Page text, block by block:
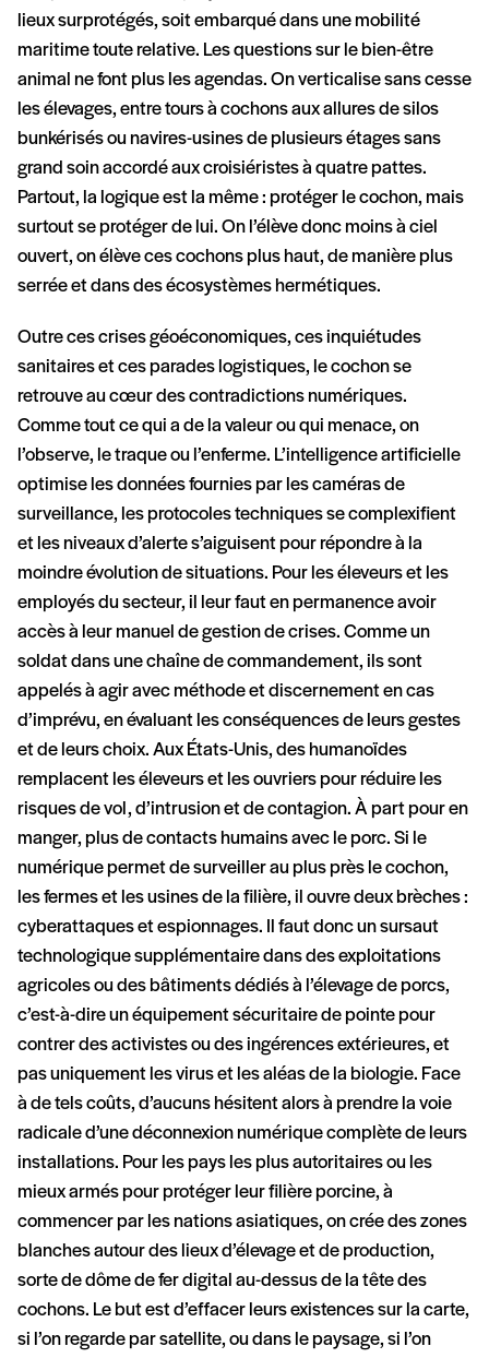
lieux surprotégés, soit embarqué dans une mobilité
maritime toute relative. Les questions sur le bien-être
animal ne font plus les agendas. On verticalise sans cesse
les élevages, entre tours à cochons aux allures de silos
bunkérisés ou navires-usines de plusieurs étages sans
grand soin accordé aux croisiéristes à quatre pattes.
Partout, la logique est la même : protéger le cochon, mais
surtout se protéger de lui. On l’élève donc moins à ciel
ouvert, on élève ces cochons plus haut, de manière plus
serrée et dans des écosystèmes hermétiques.
Outre ces crises géoéconomiques, ces inquiétudes
sanitaires et ces parades logistiques, le cochon se
retrouve au cœur des contradictions numériques.
Comme tout ce qui a de la valeur ou qui menace, on
l’observe, le traque ou l’enferme. L’intelligence artificielle
optimise les données fournies par les caméras de
surveillance, les protocoles techniques se complexifient
et les niveaux d’alerte s’aiguisent pour répondre à la
moindre évolution de situations. Pour les éleveurs et les
employés du secteur, il leur faut en permanence avoir
accès à leur manuel de gestion de crises. Comme un
soldat dans une chaîne de commandement, ils sont
appelés à agir avec méthode et discernement en cas
d’imprévu, en évaluant les conséquences de leurs gestes
et de leurs choix. Aux États-Unis, des humanoïdes
remplacent les éleveurs et les ouvriers pour réduire les
risques de vol, d’intrusion et de contagion. À part pour en
manger, plus de contacts humains avec le porc. Si le
numérique permet de surveiller au plus près le cochon,
les fermes et les usines de la filière, il ouvre deux brèches :
cyberattaques et espionnages. Il faut donc un sursaut
technologique supplémentaire dans des exploitations
agricoles ou des bâtiments dédiés à l’élevage de porcs,
c’est-à-dire un équipement sécuritaire de pointe pour
contrer des activistes ou des ingérences extérieures, et
pas uniquement les virus et les aléas de la biologie. Face
à de tels coûts, d’aucuns hésitent alors à prendre la voie
radicale d’une déconnexion numérique complète de leurs
installations. Pour les pays les plus autoritaires ou les
mieux armés pour protéger leur filière porcine, à
commencer par les nations asiatiques, on crée des zones
blanches autour des lieux d’élevage et de production,
sorte de dôme de fer digital au-dessus de la tête des
cochons. Le but est d’effacer leurs existences sur la carte,
si l’on regarde par satellite, ou dans le paysage, si l’on